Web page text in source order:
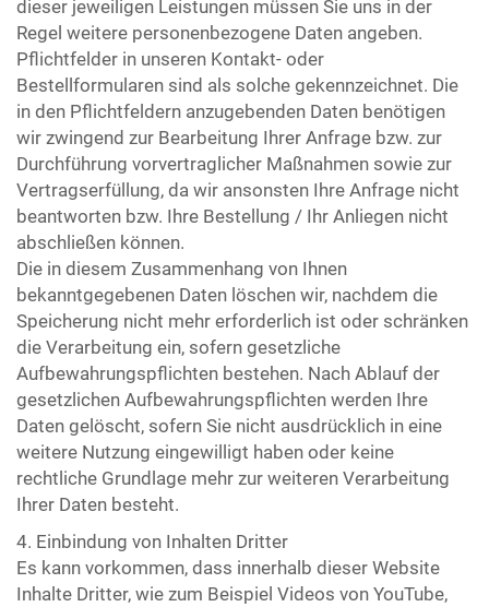
dieser jeweiligen Leistungen müssen Sie uns in der
Regel weitere personenbezogene Daten angeben.
Pflichtfelder in unseren Kontakt- oder
Bestellformularen sind als solche gekennzeichnet. Die
in den Pflichtfeldern anzugebenden Daten benötigen
wir zwingend zur Bearbeitung Ihrer Anfrage bzw. zur
Durchführung vorvertraglicher Maßnahmen sowie zur
Vertragserfüllung, da wir ansonsten Ihre Anfrage nicht
beantworten bzw. Ihre Bestellung / Ihr Anliegen nicht
abschließen können.
Die in diesem Zusammenhang von Ihnen
bekanntgegebenen Daten löschen wir, nachdem die
Speicherung nicht mehr erforderlich ist oder schränken
die Verarbeitung ein, sofern gesetzliche
Aufbewahrungspflichten bestehen. Nach Ablauf der
gesetzlichen Aufbewahrungspflichten werden Ihre
Daten gelöscht, sofern Sie nicht ausdrücklich in eine
weitere Nutzung eingewilligt haben oder keine
rechtliche Grundlage mehr zur weiteren Verarbeitung
Ihrer Daten besteht.
4. Einbindung von Inhalten Dritter
Es kann vorkommen, dass innerhalb dieser Website
Inhalte Dritter, wie zum Beispiel Videos von YouTube,